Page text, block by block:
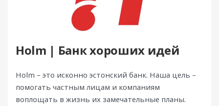
Holm | Банк хороших идей
Holm – это исконно эстонский банк. Наша цель –
помогать частным лицам и компаниям
воплощать в жизнь их замечательные планы.